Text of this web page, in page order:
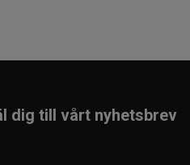
dig till vårt nyhetsbrev